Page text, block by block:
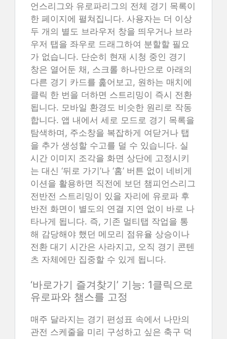
언스리그와 유로파리그의 전체 경기 목록이
한 페이지에 펼쳐집니다. 사용자는 더 이상
두 개의 별도 브라우저 창을 띄우거나 브라
우저 탭을 좌우로 드래그하여 분할할 필요
가 없습니다. 단순히 현재 시청 중인 경기
창은 열어둔 채, 스크롤 하나만으로 아래의
다른 경기 카드를 훑어보고, 원하는 매치에
클릭 한 번을 더하면 스트리밍이 즉시 전환
됩니다. 모바일 환경도 비슷한 원리로 작동
합니다. 앱 내에서 세로 모드로 경기 목록을
탐색하며, 주소창을 복잡하게 여닫거나 탭
을 추가 생성할 수고를 덜 수 있습니다. 실
시간 이미지 조각을 화면 상단에 고정시키
는 대신 ‘뒤로 가기’나 ‘홈’ 버튼 없이 네비게
이션을 활용하면 직전에 보던 챔피언스리그
전반전 스트리밍이 있을 자리에 유로파 후
반전 화면이 별도의 연결 지연 없이 바로 나
타나게 됩니다. 즉, 기존 멀티탭 작업을 통
해 감당해야 했던 메모리 점유율 상승이나
전환 대기 시간은 사라지고, 오직 경기 콘텐
츠 자체에만 집중할 수 있게 됩니다.
‘바로가기 즐겨찾기’ 기능: 1클릭으로
유로파와 챔스를 고정
매주 달라지는 경기 편성표 속에서 나만의
관전 스케줄을 미리 구성하고 싶은 축구 덕